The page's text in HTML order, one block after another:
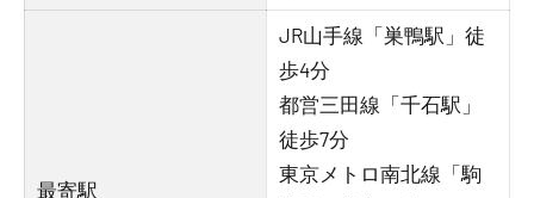
最寄駅
JR山手線「巣鴨駅」徒
歩4分
都営三田線「千石駅」
徒歩7分
東京メトロ南北線「駒